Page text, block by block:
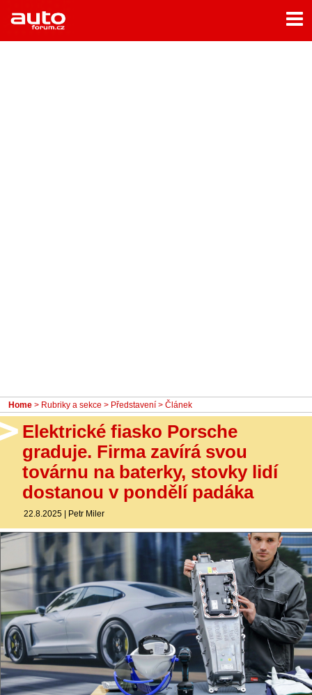
Home
Rubriky
Home > Rubriky a sekce > Představení > Článek
Elektrické fiasko Porsche
graduje. Firma zavírá svou
továrnu na baterky, stovky lidí
dostanou v pondělí padáka
22.8.2025 | Petr Miler